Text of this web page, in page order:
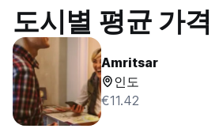
도시별 평균 가격
Amritsar
인도
€11.42